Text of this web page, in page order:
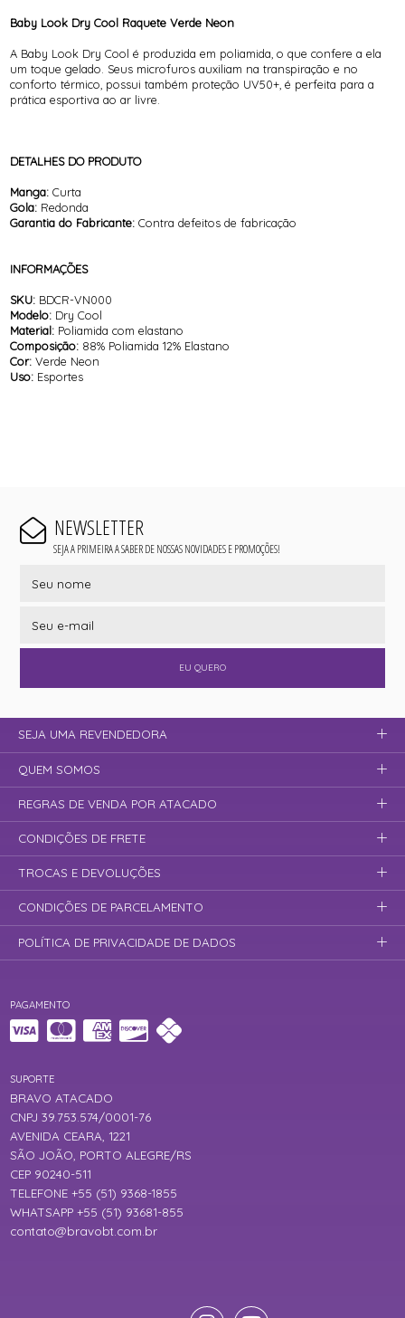
Baby Look Dry Cool Raquete Verde Neon
A Baby Look Dry Cool é produzida em poliamida, o que confere a ela
um toque gelado. Seus microfuros auxiliam na transpiração e no
conforto térmico, possui também proteção UV50+, é perfeita para a
prática esportiva ao ar livre.
DETALHES DO PRODUTO
Manga:Curta
Gola: Redonda
Garantia do Fabricante:Contra defeitos de fabricação
INFORMAÇÕES
SKU: BDCR-VN000
Modelo: Dry Cool
Material: Poliamida com elastano
Composição: 88% Poliamida 12% Elastano
Cor:Verde Neon
Uso: Esportes
NEWSLETTER
SEJA A PRIMEIRA A SABER DE NOSSAS NOVIDADES E PROMOÇÕES!
EU QUERO
PAGAMENTO
SUPORTE
BRAVO ATACADO
CNPJ 39.753.574/0001-76
AVENIDA CEARA, 1221
SÃO JOÃO, PORTO ALEGRE/RS
CEP 90240-511
TELEFONE +55 (51) 9368-1855
WHATSAPP +55 (51) 93681-855
contato@bravobt.com.br
SEJA UMA REVENDEDORA
QUEM SOMOS
REGRAS DE VENDA POR ATACADO
CONDIÇÕES DE FRETE
TROCAS E DEVOLUÇÕES
CONDIÇÕES DE PARCELAMENTO
POLÍTICA DE PRIVACIDADE DE DADOS